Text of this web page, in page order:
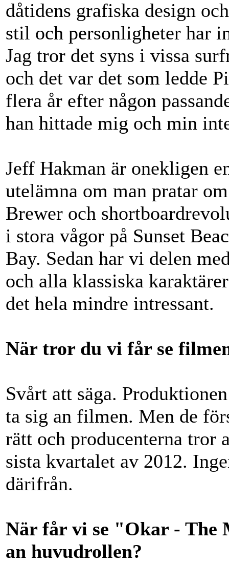
dåtidens grafiska design
stil och personligheter har
Jag tror det syns i vissa
och det var det som ledde
flera år efter någon
han hittade mig och min
Jeff Hakman är onekligen
utelämna om man pratar
Brewer och
i stora vågor på Sunset
Bay. Sedan har vi delen
och alla klassiska
det hela mindre intressant.
När tror du vi får se
Svårt att säga.
ta sig an filmen. Men de
rätt och producenterna tror
sista kvartalet av 2012.
därifrån.
När får vi se "Okar - The
an huvudrollen?